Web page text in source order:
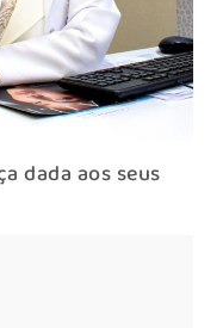
dada aos seus